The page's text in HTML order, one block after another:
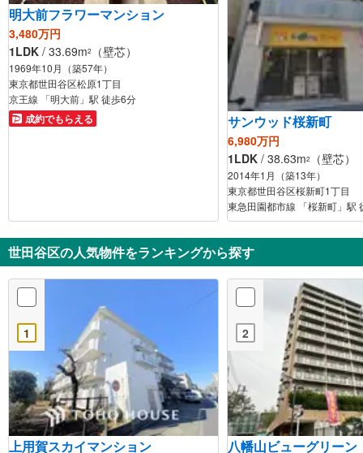
明大前フラワーマンション
3,480万円
1LDK / 33.69m2 （壁芯）
1969年10月（築57年）
東京都世田谷区松原1丁目
京王線 「明大前」駅 徒歩6分
成約でもらえる サンウッド桜新町
6,980万円
1LDK / 38.63m2 （壁芯）
2014年1月（築13年）
東京都世田谷区桜新町1丁目
東急田園都市線 「桜新町」駅
世田谷区の人気物件をランキングから探す
1
上用賀スカイマンション
2
八幡山ビューグリーン